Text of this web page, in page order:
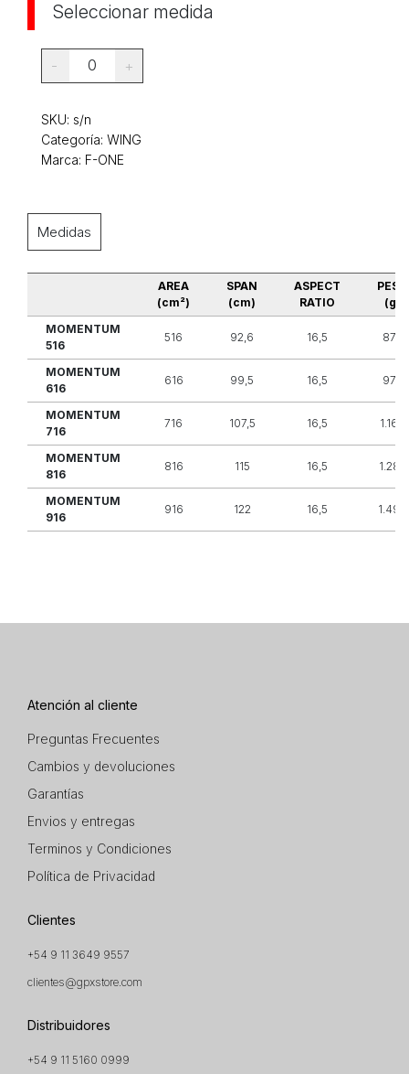
Seleccionar medida
- 0 +
SKU: s/n
Categoría: WING
Marca: F-ONE
Medidas
AREA
(cm²)
SPAN
(cm)
ASPECT
RATIO
PESO
(g)
MOMENTUM
516
516 92,6 16,5 875
MOMENTUM
616
616 99,5 16,5 975
MOMENTUM
716
716 107,5 16,5 1.160
MOMENTUM
816
816 115 16,5 1.280
MOMENTUM
916
916 122 16,5 1.490
Atención al cliente
Preguntas Frecuentes
Cambios y devoluciones
Garantías
Envios y entregas
Terminos y Condiciones
Política de Privacidad
Clientes
+54 9 11 3649 9557
clientes@gpxstore.com
Distribuidores
+54 9 11 5160 0999